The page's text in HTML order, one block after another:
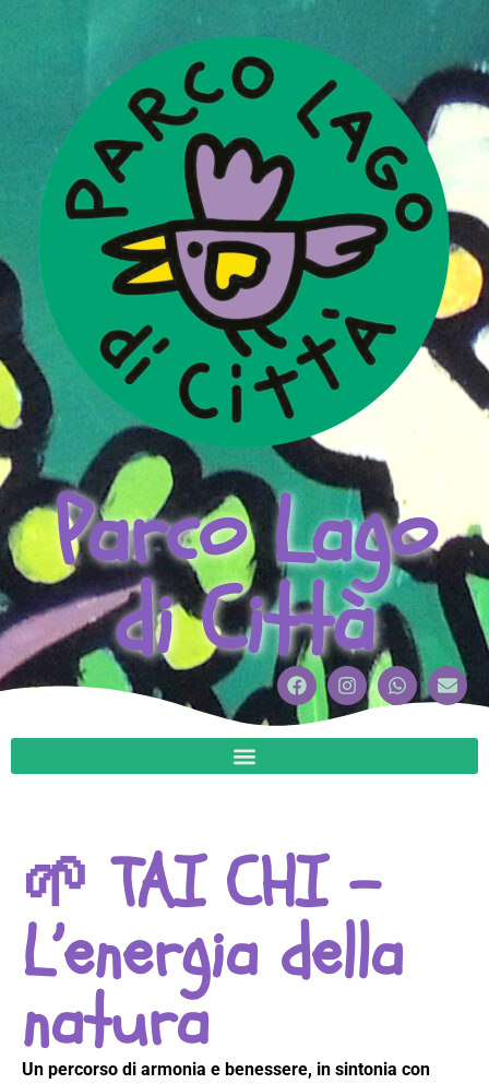
Parco Lago
di Città
🌱 TAI CHI –
L’energia della
natura
Un percorso di armonia e benessere, in sintonia con